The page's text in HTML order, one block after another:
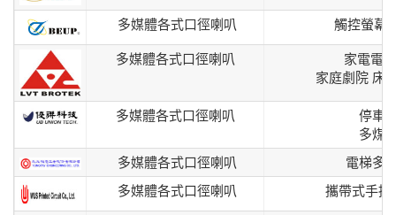
多媒體各式口徑喇叭 觸控螢幕
多媒體各式口徑喇叭
家電電
家庭劇院 床
多媒體各式口徑喇叭
停車
多煤
多媒體各式口徑喇叭
電梯多
多媒體各式口徑喇叭
攜帶式手提